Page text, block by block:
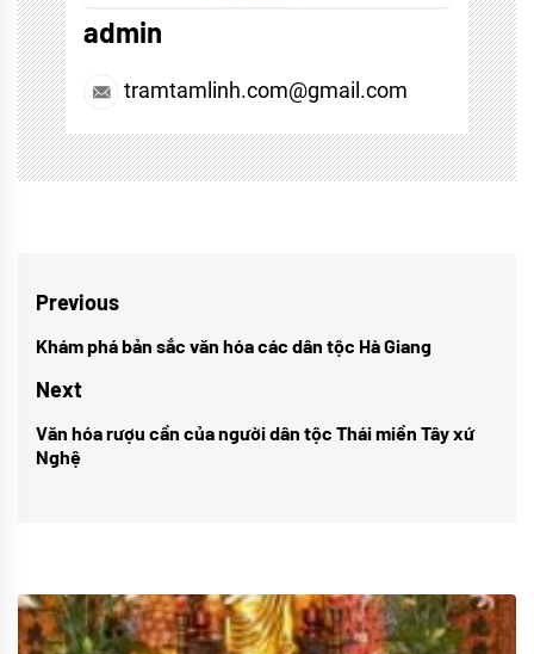
admin
tramtamlinh.com@gmail.com
Điều
hướng
bài
viết
Previous
Previous
post:
Khám phá bản sắc văn hóa các dân tộc Hà Giang
Next
Next
post:
Văn hóa rượu cần của người dân tộc Thái miền Tây xứ
Nghệ